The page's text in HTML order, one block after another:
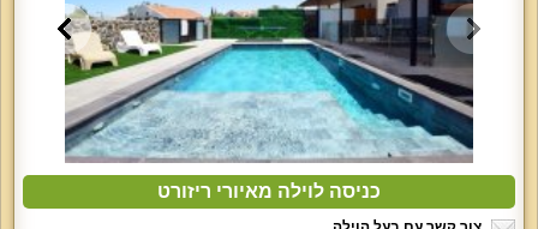
כניסה לוילה מאיורי ריזורט